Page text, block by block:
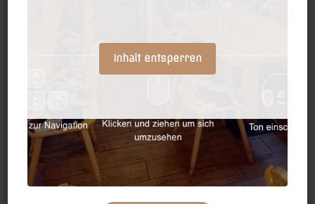
Inhalt entsperren